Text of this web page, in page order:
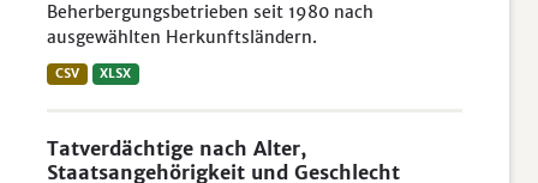
Beherbergungsbetrieben seit 1980 nach
ausgewählten Herkunftsländern.
CSV XLSX
Tatverdächtige nach Alter,
Staatsangehörigkeit und Geschlecht